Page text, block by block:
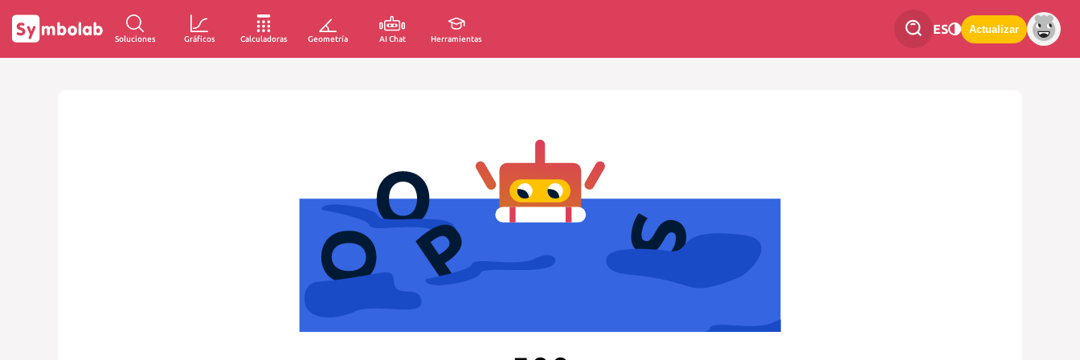
Soluciones Gráficos Calculadoras Geometría AI Chat Herramientas
ES Actualizar